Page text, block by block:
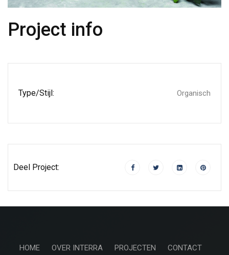
Project info
Type/stijl: Organisch
Deel Project:
HOME OVER INTERRA PROJECTEN CONTACT